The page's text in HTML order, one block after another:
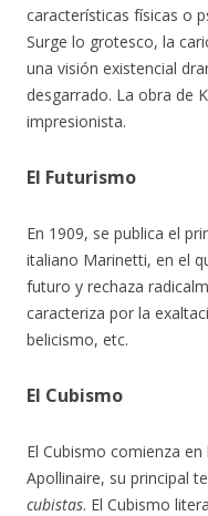
características físicas o
Surge lo grotesco, la
una visión existencial
desgarrado. La obra de
impresionista.
El Futurismo
En 1909, se publica el
italiano Marinetti, en el
futuro y rechaza
caracteriza por la
belicismo, etc.
El Cubismo
El Cubismo comienza
Apollinaire, su principal
cubistas. El Cubismo